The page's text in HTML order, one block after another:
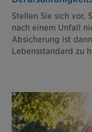
Stellen Sie sich vor,
nach einem Unfall
Absicherung ist
Lebensstandard zu